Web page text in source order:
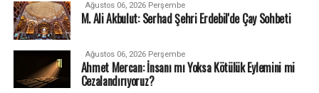
Ağustos 06, 2026 Perşembe
M. Ali Akbulut: Serhad Şehri Erdebil'de Çay Sohbeti
Ağustos 06, 2026 Perşembe
Ahmet Mercan: İnsanı mı Yoksa Kötülük Eylemini mi
Cezalandırıyoruz?